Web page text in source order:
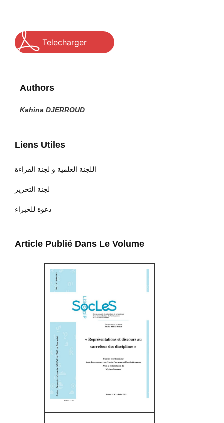
Liens Utiles
اللجنة العلمية و لجنة القراءة
لجنة التحرير
دعوة للخبراء
Article Publié Dans Le Volume
Telecharger
Authors
Kahina DJERROUD